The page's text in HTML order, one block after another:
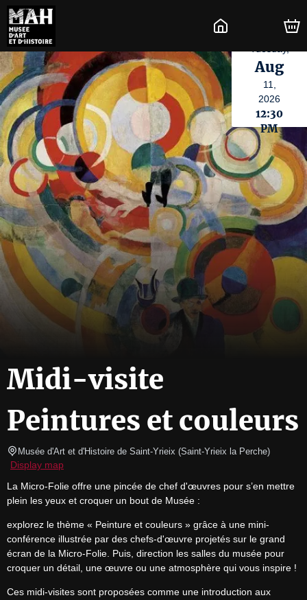
Aug
11,
2026
12:30
PM
Midi-visite
Peintures et couleurs
Musée d'Art et d'Histoire de Saint-Yrieix (Saint-Yrieix la Perche)
Display map
La Micro-Folie offre une pincée de chef d'œuvres pour s’en mettre
plein les yeux et croquer un bout de Musée :
explorez le thème « Peinture et couleurs » grâce à une mini-
conférence illustrée par des chefs-d'œuvre projetés sur le grand
écran de la Micro-Folie. Puis, direction les salles du musée pour
croquer un détail, une œuvre ou une atmosphère qui vous inspire !
Ces midi-visites sont proposées comme une introduction aux